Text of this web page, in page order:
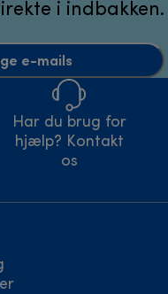
i indbakken.
e-mails
Har du brug for
hjælp? Kontakt
os